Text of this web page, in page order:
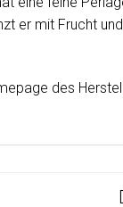
er mit Frucht
des